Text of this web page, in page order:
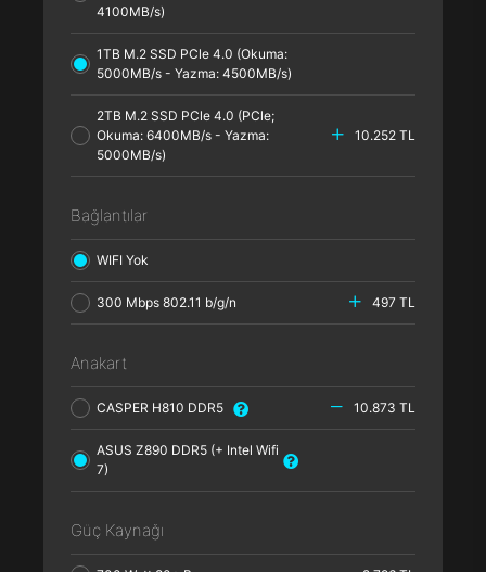
4100MB/s)
1TB M.2 SSD PCle 4.0 (Okuma:
5000MB/s - Yazma: 4500MB/s)
2TB M.2 SSD PCle 4.0 (PCle;
Okuma: 6400MB/s - Yazma:
5000MB/s)
10.252 TL
Bağlantılar
WIFI Yok
300 Mbps 802.11 b/g/n 497 TL
Anakart
CASPER H810 DDR5 10.873 TL
ASUS Z890 DDR5 (+ Intel Wifi
7)
Güç Kaynağı